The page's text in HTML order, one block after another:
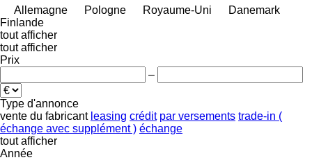
Allemagne
Pologne Royaume-Uni
Danemark
Finlande
tout afficher
tout afficher
Prix
–
Type d'annonce
vente du fabricant leasing crédit par versements trade-in (
échange avec supplément ) échange
tout afficher
Année